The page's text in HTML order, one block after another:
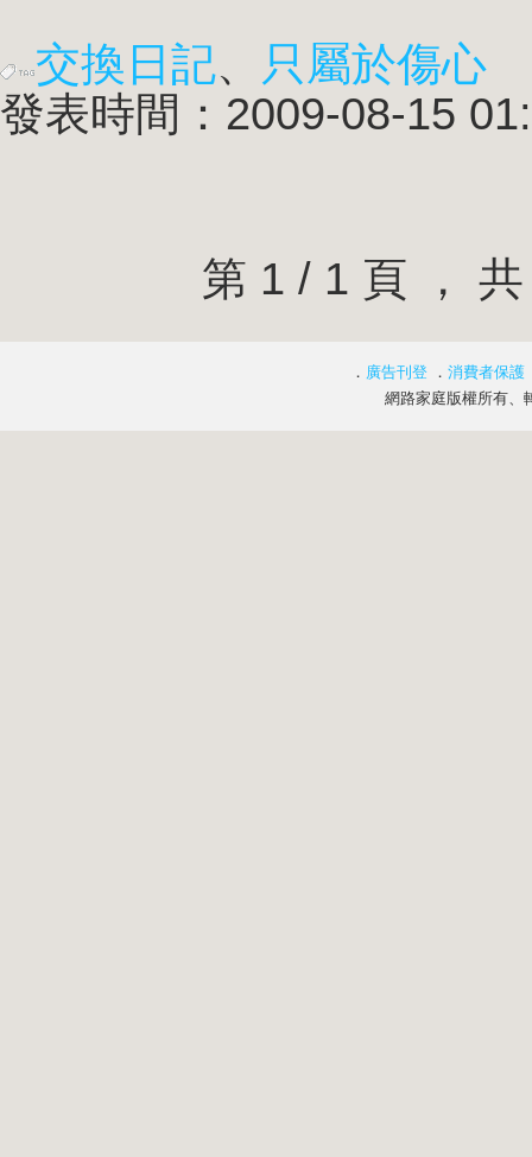
交換日記、
只屬於傷心
發表時間：2009-08-15
第 1 / 1 頁
． 廣告刊登 ． 消費者保護
網路家庭版權所有、